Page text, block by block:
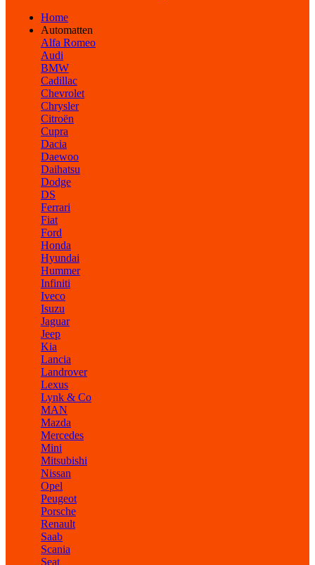
Home
Automatten
Alfa Romeo
Audi
BMW
Cadillac
Chevrolet
Chrysler
Citroën
Cupra
Dacia
Daewoo
Daihatsu
Dodge
DS
Ferrari
Fiat
Ford
Honda
Hyundai
Hummer
Infiniti
Iveco
Isuzu
Jaguar
Jeep
Kia
Lancia
Landrover
Lexus
Lynk & Co
MAN
Mazda
Mercedes
Mini
Mitsubishi
Nissan
Opel
Peugeot
Porsche
Renault
Saab
Scania
Seat